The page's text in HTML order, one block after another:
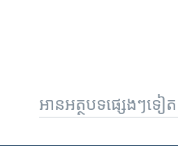
អានអត្ថបទផ្សេងៗទៀត